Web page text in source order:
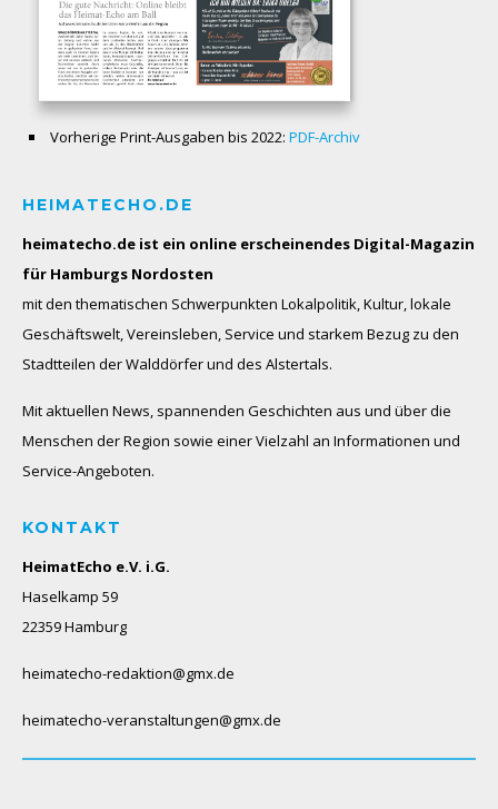
Vorherige Print-Ausgaben bis 2022: PDF-Archiv
HEIMATECHO.DE
heimatecho.de ist ein online erscheinendes Digital-Magazin
für Hamburgs Nordosten
mit den thematischen Schwerpunkten Lokalpolitik, Kultur, lokale
Geschäftswelt, Vereinsleben, Service und starkem Bezug zu den
Stadtteilen der Walddörfer und des Alstertals.
Mit aktuellen News, spannenden Geschichten aus und über die
Menschen der Region sowie einer Vielzahl an Informationen und
Service-Angeboten.
KONTAKT
HeimatEcho e.V. i.G.
Haselkamp 59
22359 Hamburg
heimatecho-redaktion@gmx.de
heimatecho-veranstaltungen@gmx.de